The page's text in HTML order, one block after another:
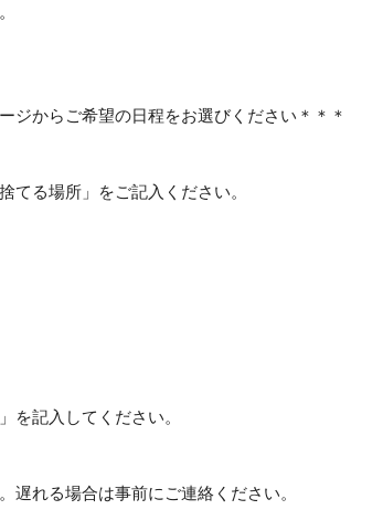
ジからご希望の日程をお選びください＊＊＊
る場所」をご記入ください。
を記入してください。
れる場合は事前にご連絡ください。